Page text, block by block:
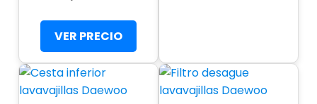
VER PRECIO